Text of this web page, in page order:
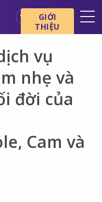
GIỚI
THIỆU
vụ
nhẹ và
đời của
Cam và